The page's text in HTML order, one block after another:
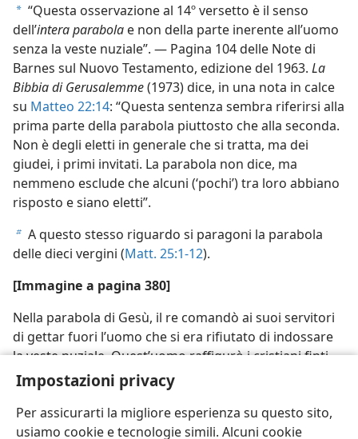
Impostazioni privacy
Per assicurarti la migliore esperienza su questo sito,
usiamo cookie e tecnologie simili. Alcuni cookie
a “Questa osservazione al 14º versetto è il senso
dell’intera parabola e non della parte inerente all’uomo
senza la veste nuziale”. — Pagina 104 delle Note di
Barnes sul Nuovo Testamento, edizione del 1963. La
Bibbia di Gerusalemme(1973) dice, in una nota in calce
su Matteo 22:14: “Questa sentenza sembra riferirsi alla
prima parte della parabola piuttosto che alla seconda.
Non è degli eletti in generale che si tratta, ma dei
giudei, i primi invitati. La parabola non dice, ma
nemmeno esclude che alcuni (‘pochi’) tra loro abbiano
risposto e siano eletti”.
b A questo stesso riguardo si paragoni la parabola
delle dieci vergini (Matt. 25:1-12).
[Immagine a pagina 380]
Nella parabola di Gesù, il re comandò ai suoi servitori
di gettar fuori l’uomo che si era rifiutato di indossare
la veste nuziale. Quest’uomo raffigurò i cristiani finti,
di cui è composta la cristianità